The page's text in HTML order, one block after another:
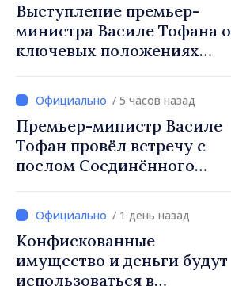
Выступление премьер-
министра Василе Тофана о
ключевых положениях
2027 год
/ 5 часов назад
Премьер-министр Василе
Тофан провёл встречу с
послом Соединённого
Великобритании и
Северной Ирландии Ферн
Хорин
/ 1 день назад
Конфискованные
имущество и деньги будут
использоваться в